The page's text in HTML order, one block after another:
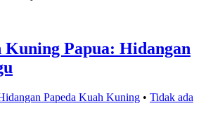
Kuning Papua: Hidangan
Papeda Kuah Kuning • Tidak ada